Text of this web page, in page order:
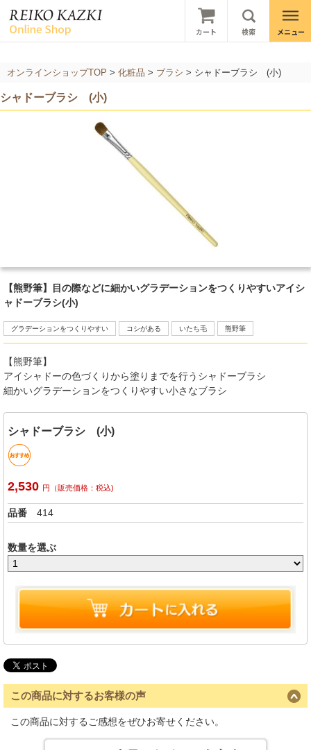
オンラインショップTOP > 化粧品 > ブラシ > シャドーブラシ (小)
シャドーブラシ (小)
【熊野筆】目の際などに細かいグラデーションをつくりやすいアイシ
ャドーブラシ(小)
グラデーションをつくりやすい コシがある いたち毛 熊野筆
【熊野筆】
アイシャドーの色づくりから塗りまでを行うシャドーブラシ
細かいグラデーションをつくりやすい小さなブラシ
シャドーブラシ (小)
2,530 円（販売価格：税込)
品番 414
数量を選ぶ
この商品に対するお客様の声
この商品に対するご感想をぜひお寄せください。